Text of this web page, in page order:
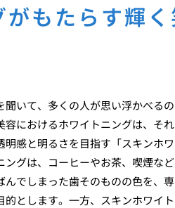
もたらす輝
聞いて、多くの人が思い浮かべる
容におけるホワイトニングは、そ
明感と明るさを目指す「スキンホ
ングは、コーヒーやお茶、喫煙な
んでしまった歯そのものの色を、
とします。一方、スキンホワイ